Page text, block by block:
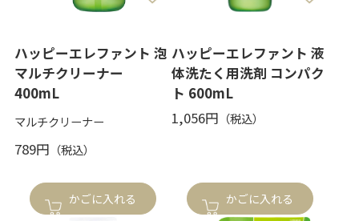
ハッピーエレファント 泡
マルチクリーナー
400mL
マルチクリーナー
789円
かごに入れる
ハッピーエレファント 液
体洗たく用洗剤 コンパク
ト 600mL
1,056円
かごに入れる